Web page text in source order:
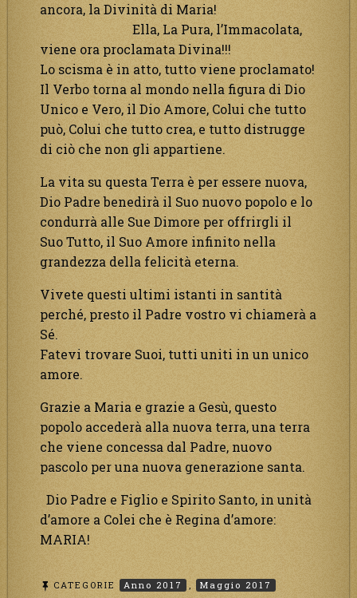
ancora, la Divinità di Maria!
Ella, La Pura, l’Immacolata,
viene ora proclamata Divina!!!
Lo scisma è in atto, tutto viene proclamato!
Il Verbo torna al mondo nella figura di Dio
Unico e Vero, il Dio Amore, Colui che tutto
può, Colui che tutto crea, e tutto distrugge
di ciò che non gli appartiene.
La vita su questa Terra è per essere nuova,
Dio Padre benedirà il Suo nuovo popolo e lo
condurrà alle Sue Dimore per offrirgli il
Suo Tutto, il Suo Amore infinito nella
grandezza della felicità eterna.
Vivete questi ultimi istanti in santità
perché, presto il Padre vostro vi chiamerà a
Sé.
Fatevi trovare Suoi, tutti uniti in un unico
amore.
Grazie a Maria e grazie a Gesù, questo
popolo accederà alla nuova terra, una terra
che viene concessa dal Padre, nuovo
pascolo per una nuova generazione santa.
Dio Padre e Figlio e Spirito Santo, in unità
d’amore a Colei che è Regina d’amore:
MARIA!
CATEGORIE Anno 2017 , Maggio 2017